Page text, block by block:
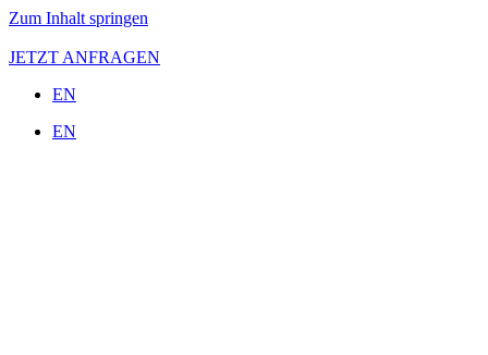
Zum Inhalt springen
JETZT ANFRAGEN
EN
EN